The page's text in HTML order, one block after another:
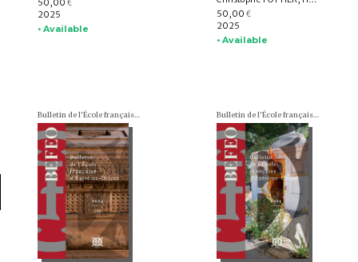
50,00 €
2025
• Available
50,00 €
2025
• Available
Bulletin de l'École française d'Extrême-Orient (BEFEO) Bulletin de l'École française d'Extrême-Orient (BEFEO)